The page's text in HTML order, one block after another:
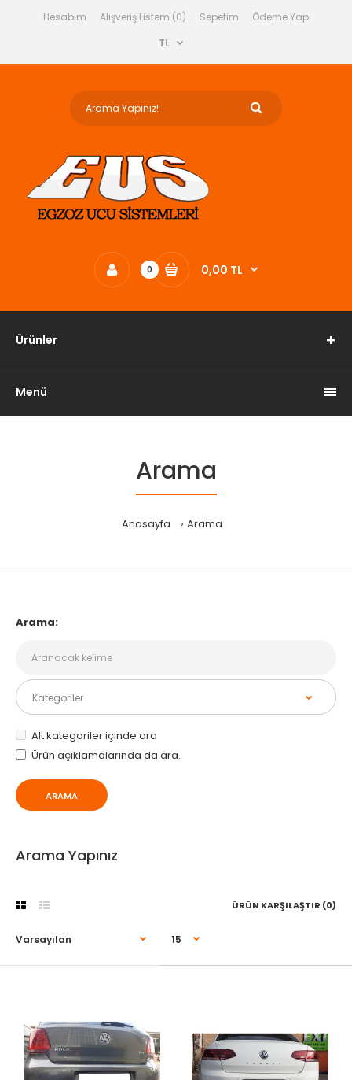
Hesabım Alışveriş Listem (0) Sepetim
Ödeme Yap
TL
0 0,00 TL
Ürünler
Menü
Arama
Anasayfa Arama
Arama:
Alt kategoriler içinde ara
Ürün açıklamalarında da ara.
Arama Yapınız
ÜRÜN KARŞILAŞTIR (0)